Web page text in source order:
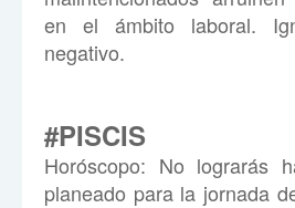
en el ámbito laboral.
negativo.
#PISCIS
Horóscopo: No lograrás
planeado para la jornada